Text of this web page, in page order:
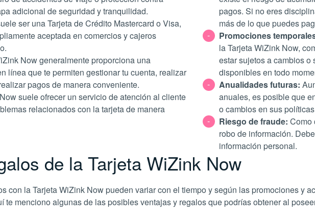
adicional de seguridad y tranquilidad.
ser una Tarjeta de Crédito Mastercard o Visa,
aceptada en comercios y cajeros
Now generalmente proporciona una
línea que te permiten gestionar tu cuenta, realizar
pagos de manera conveniente.
suele ofrecer un servicio de atención al cliente
relacionados con la tarjeta de manera
pagos. Si no eres
más de lo que puedes
Promociones
la Tarjeta WiZink Now,
estar sujetos a cambios
disponibles en todo
Anualidades futuras:
anuales, es posible que
o cambios en sus
Riesgo de fraude: Como
robo de información.
información personal.
de la Tarjeta WiZink Now
con la Tarjeta WiZink Now pueden variar con el tiempo y según las promociones y
te menciono algunas de las posibles ventajas y regalos que podrías obtener al